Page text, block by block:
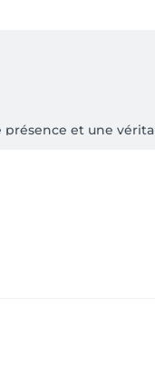
présence et une
aux huiles